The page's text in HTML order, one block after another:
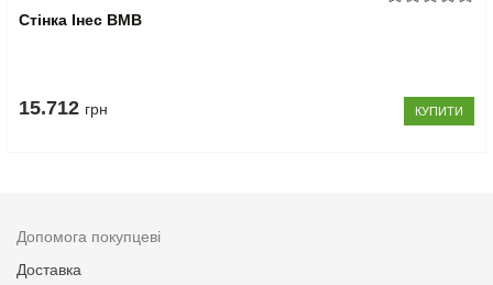
Стінка Інес ВМВ
15.712 грн КУПИТИ
Допомога покупцеві
Доставка